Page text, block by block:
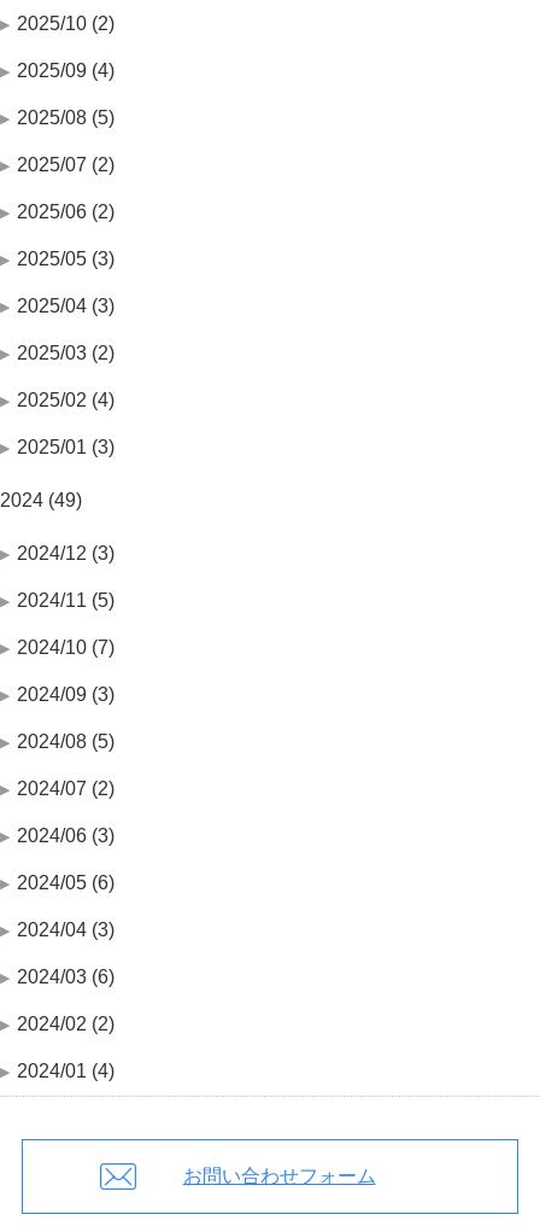
2025/10 (2)
2025/09 (4)
2025/08 (5)
2025/07 (2)
2025/06 (2)
2025/05 (3)
2025/04 (3)
2025/03 (2)
2025/02 (4)
2025/01 (3)
2024 (49)
2024/12 (3)
2024/11 (5)
2024/10 (7)
2024/09 (3)
2024/08 (5)
2024/07 (2)
2024/06 (3)
2024/05 (6)
2024/04 (3)
2024/03 (6)
2024/02 (2)
2024/01 (4)
お問い合わせフォーム